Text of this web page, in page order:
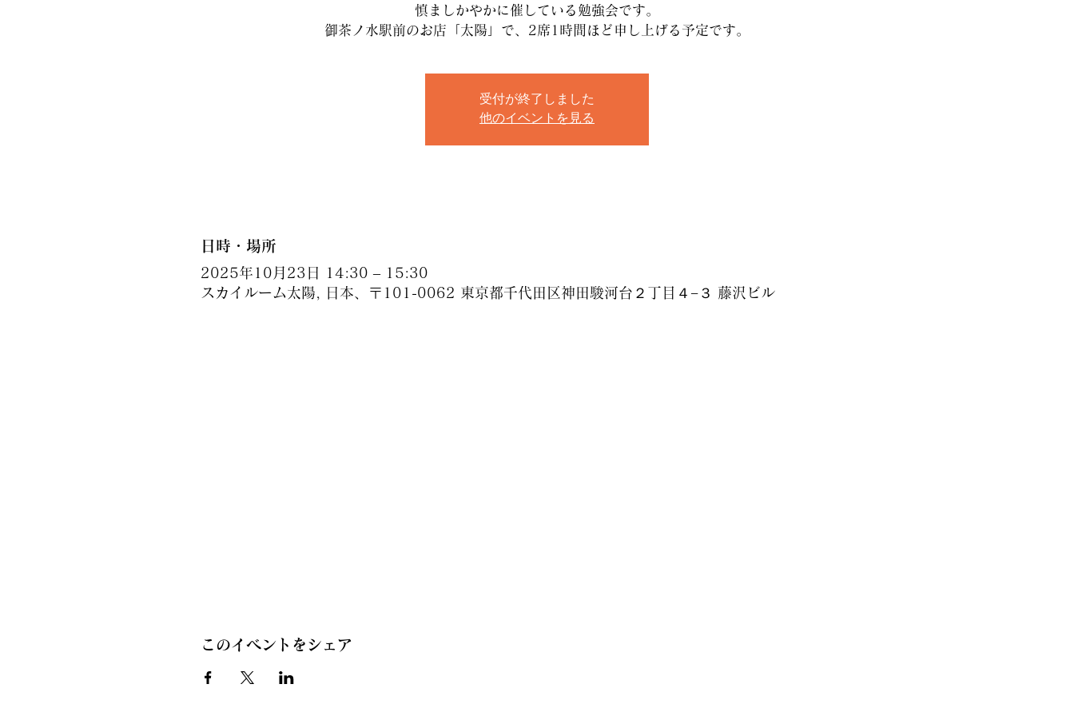
慎ましかやかに催している勉強会です。
御茶ノ水駅前のお店「太陽」で、2席1時間ほど申し上げる予定です。
受付が終了しました
他のイベントを見る
日時・場所
2025年10月23日 14:30 – 15:30
スカイルーム太陽, 日本、〒101-0062 東京都千代田区神田駿河台２丁目４−３ 藤沢ビル
このイベントをシェア